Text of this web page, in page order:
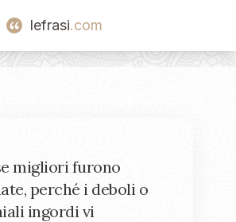
lefrasi.com
migliori furono
perché i deboli o
ingordi vi